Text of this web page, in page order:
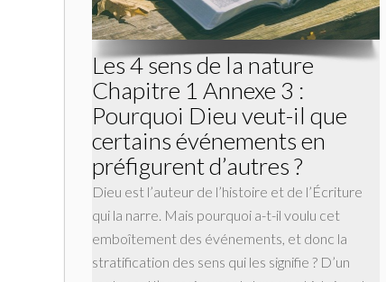
Les 4 sens de la nature
Chapitre 1 Annexe 3 :
Pourquoi Dieu veut-il que
certains événements en
préfigurent d’autres ?
Dieu est l’auteur de l’histoire et de l’Écriture
qui la narre. Mais pourquoi a-t-il voulu cet
emboîtement des événements, et donc la
stratification des sens qui les signifie ? D’un